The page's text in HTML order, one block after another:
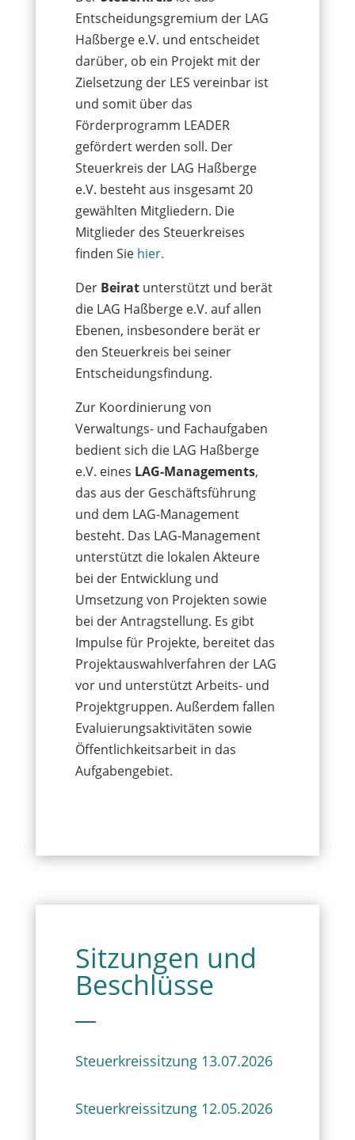
Entscheidungsgremium der LAG
Haßberge e.V. und entscheidet
darüber, ob ein Projekt mit der
Zielsetzung der LES vereinbar ist
und somit über das
Förderprogramm LEADER
gefördert werden soll. Der
Steuerkreis der LAG Haßberge
e.V. besteht aus insgesamt 20
gewählten Mitgliedern. Die
Mitglieder des Steuerkreises
finden Sie hier.
Der Beiratunterstützt und berät
die LAG Haßberge e.V. auf allen
Ebenen, insbesondere berät er
den Steuerkreis bei seiner
Entscheidungsfindung.
Zur Koordinierung von
Verwaltungs- und Fachaufgaben
bedient sich die LAG Haßberge
e.V. eines LAG-Managements,
das aus der Geschäftsführung
und dem LAG-Management
besteht. Das LAG-Management
unterstützt die lokalen Akteure
bei der Entwicklung und
Umsetzung von Projekten sowie
bei der Antragstellung. Es gibt
Impulse für Projekte, bereitet das
Projektauswahlverfahren der LAG
vor und unterstützt Arbeits- und
Projektgruppen. Außerdem fallen
Evaluierungsaktivitäten sowie
Öffentlichkeitsarbeit in das
Aufgabengebiet.
Sitzungen und
Beschlüsse
Steuerkreissitzung 13.07.2026
Steuerkreissitzung 12.05.2026